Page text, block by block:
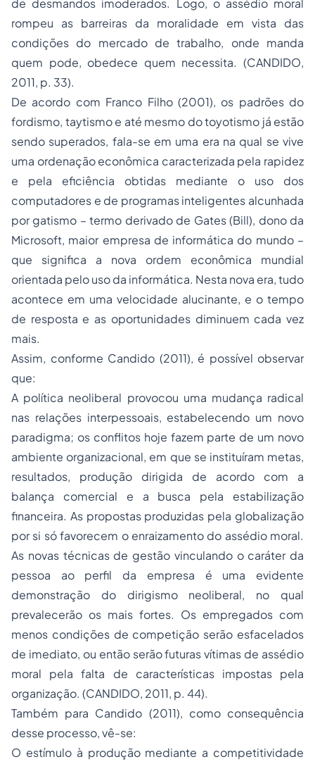
de desmandos imoderados. Logo, o assédio moral
rompeu as barreiras da moralidade em vista das
condições do mercado de trabalho, onde manda
quem pode, obedece quem necessita. (CANDIDO,
2011, p. 33).
De acordo com Franco Filho (2001), os padrões do
fordismo, taytismo e até mesmo do toyotismo já estão
sendo superados, fala-se em uma era na qual se vive
uma ordenação econômica caracterizada pela rapidez
e pela eficiência obtidas mediante o uso dos
computadores e de programas inteligentes alcunhada
por gatismo – termo derivado de Gates (Bill), dono da
Microsoft, maior empresa de informática do mundo –
que significa a nova ordem econômica mundial
orientada pelo uso da informática. Nesta nova era, tudo
acontece em uma velocidade alucinante, e o tempo
de resposta e as oportunidades diminuem cada vez
mais.
Assim, conforme Candido (2011), é possível observar
que:
A política neoliberal provocou uma mudança radical
nas relações interpessoais, estabelecendo um novo
paradigma; os conflitos hoje fazem parte de um novo
ambiente organizacional, em que se instituíram metas,
resultados, produção dirigida de acordo com a
balança comercial e a busca pela estabilização
financeira. As propostas produzidas pela globalização
por si só favorecem o enraizamento do assédio moral.
As novas técnicas de gestão vinculando o caráter da
pessoa ao perfil da empresa é uma evidente
demonstração do dirigismo neoliberal, no qual
prevalecerão os mais fortes. Os empregados com
menos condições de competição serão esfacelados
de imediato, ou então serão futuras vítimas de assédio
moral pela falta de características impostas pela
organização. (CANDIDO, 2011, p. 44).
Também para Candido (2011), como consequência
desse processo, vê-se:
O estímulo à produção mediante a competitividade